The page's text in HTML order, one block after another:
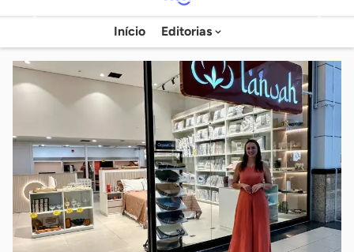
Agência
Sebrae
de
Notícias
Início Editorias
chave